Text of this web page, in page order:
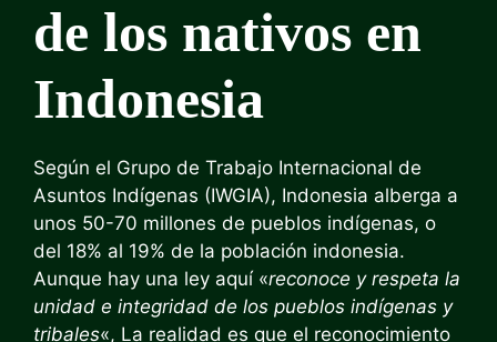
de los nativos en
Indonesia
Según el Grupo de Trabajo Internacional de
Asuntos Indígenas (IWGIA), Indonesia alberga a
unos 50-70 millones de pueblos indígenas, o
del 18% al 19% de la población indonesia.
Aunque hay una ley aquí «reconoce y respeta la
unidad e integridad de los pueblos indígenas y
tribales«, La realidad es que el reconocimiento